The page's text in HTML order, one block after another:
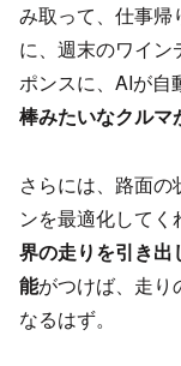
み取って、仕事帰
に、週末のワイン
ポンスに、AIが自
棒みたいなクルマ
さらには、路面
ンを最適化してく
界の走りを引き
能がつけば、走り
なるはず。